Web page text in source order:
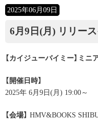
キ
に 2025年06月09日
6月9日(月) リリース
【カイジューバイミー】ミニ
【開催日時】
2025年 6月9日(月) 19:00～
【会場】 HMV&BOOKS